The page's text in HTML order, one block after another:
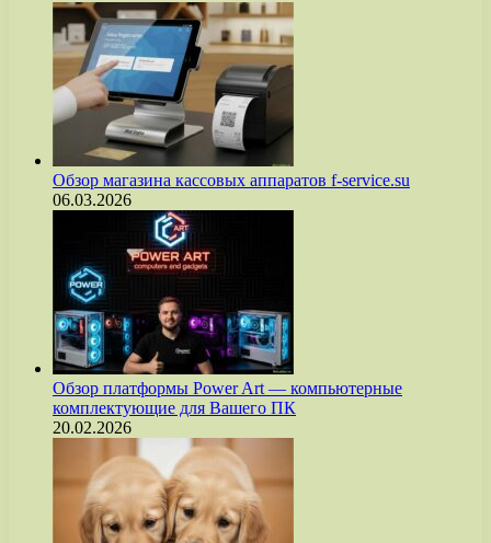
Обзор магазина кассовых аппаратов f-service.su
06.03.2026
Обзор платформы Power Art — компьютерные
комплектующие для Вашего ПК
20.02.2026